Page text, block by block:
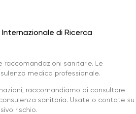
di Ricerca
sanitarie. Le
medica professionale.
raccomandiamo di consultare
sanitaria. Usate o contate su
rischio.